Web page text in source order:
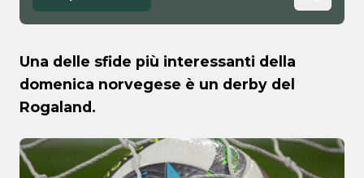
Una delle sfide più interessanti della
domenica norvegese è un derby del
Rogaland.